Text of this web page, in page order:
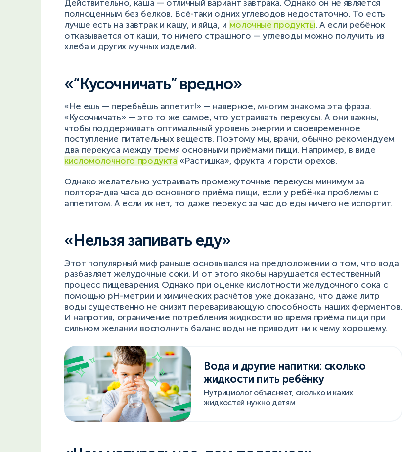
Действительно, каша — отличный вариант завтрака. Однако он не является
полноценным без белков. Всё-таки одних углеводов недостаточно. То есть
лучше есть на завтрак и кашу, и яйца, и молочные продукты. А если ребёнок
отказывается от каши, то ничего страшного — углеводы можно получить из
хлеба и других мучных изделий.
«“Кусочничать” вредно»
«Не ешь — перебьёшь аппетит!» — наверное, многим знакома эта фраза.
«Кусочничать» — это то же самое, что устраивать перекусы. А они важны,
чтобы поддерживать оптимальный уровень энергии и своевременное
поступление питательных веществ. Поэтому мы, врачи, обычно рекомендуем
два перекуса между тремя основными приёмами пищи. Например, в виде
кисломолочного продукта «Растишка», фрукта и горсти орехов.
Однако желательно устраивать промежуточные перекусы минимум за
полтора-два часа до основного приёма пищи, если у ребёнка проблемы с
аппетитом. А если их нет, то даже перекус за час до еды ничего не испортит.
«Нельзя запивать еду»
Этот популярный миф раньше основывался на предположении о том, что вода
разбавляет желудочные соки. И от этого якобы нарушается естественный
процесс пищеварения. Однако при оценке кислотности желудочного сока с
помощью рН-метрии и химических расчётов уже доказано, что даже литр
воды существенно не снизит переваривающую способность наших ферментов.
И напротив, ограничение потребления жидкости во время приёма пищи при
сильном желании восполнить баланс воды не приводит ни к чему хорошему.
Вода и другие напитки: сколько
жидкости пить ребёнку
Нутрициолог объясняет, сколько и каких
жидкостей нужно детям